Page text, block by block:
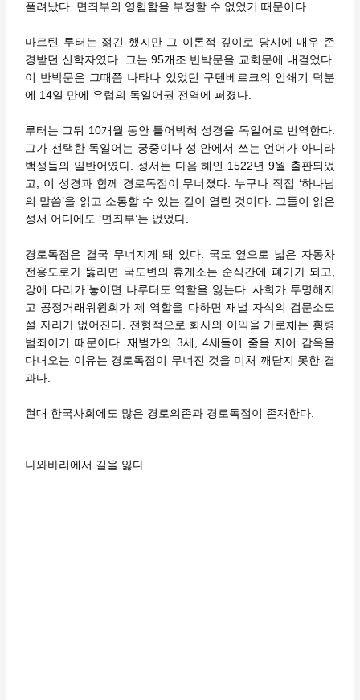
풀려났다. 면죄부의 영험함을 부정할 수 없었기 때문이다.
마르틴 루터는 젊긴 했지만 그 이론적 깊이로 당시에 매우 존
경받던 신학자였다. 그는 95개조 반박문을 교회문에 내걸었다.
이 반박문은 그때쯤 나타나 있었던 구텐베르크의 인쇄기 덕분
에 14일 만에 유럽의 독일어권 전역에 퍼졌다.
루터는 그뒤 10개월 동안 틀어박혀 성경을 독일어로 번역한다.
그가 선택한 독일어는 궁중이나 성 안에서 쓰는 언어가 아니라
백성들의 일반어였다. 성서는 다음 해인 1522년 9월 출판되었
고, 이 성경과 함께 경로독점이 무너졌다. 누구나 직접 ‘하나님
의 말씀’을 읽고 소통할 수 있는 길이 열린 것이다. 그들이 읽은
성서 어디에도 ‘면죄부’는 없었다.
경로독점은 결국 무너지게 돼 있다. 국도 옆으로 넓은 자동차
전용도로가 뚫리면 국도변의 휴게소는 순식간에 폐가가 되고,
강에 다리가 놓이면 나루터도 역할을 잃는다. 사회가 투명해지
고 공정거래위원회가 제 역할을 다하면 재벌 자식의 검문소도
설 자리가 없어진다. 전형적으로 회사의 이익을 가로채는 횡령
범죄이기 때문이다. 재벌가의 3세, 4세들이 줄을 지어 감옥을
다녀오는 이유는 경로독점이 무너진 것을 미처 깨닫지 못한 결
과다.
현대 한국사회에도 많은 경로의존과 경로독점이 존재한다.
나와바리에서 길을 잃다